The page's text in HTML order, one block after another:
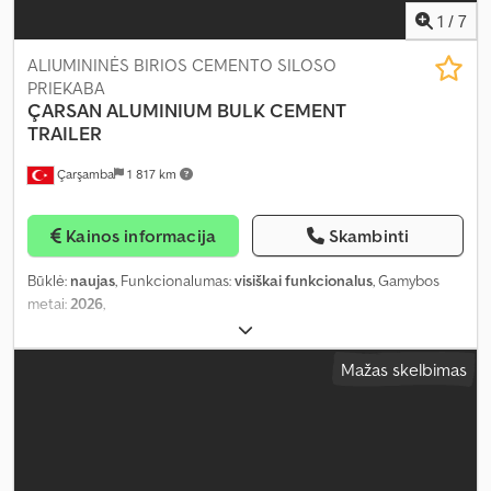
1 / 7
Çarşamba 1 817 km
ALIUMININĖS BIRIOS CEMENTO SILOSO
PRIEKABA
ÇARSAN ALUMINIUM BULK CEMENT
TRAILER
Kainos informacija Skambinti
Būklė: naujas, Funkcionalumas:visiškai funkcionalus, Gamybos
metai:2026,
Mažas skelbimas